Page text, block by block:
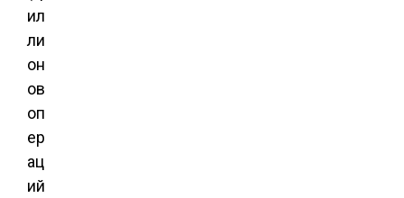
ил
ли
он
ов
оп
ер
ац
ий